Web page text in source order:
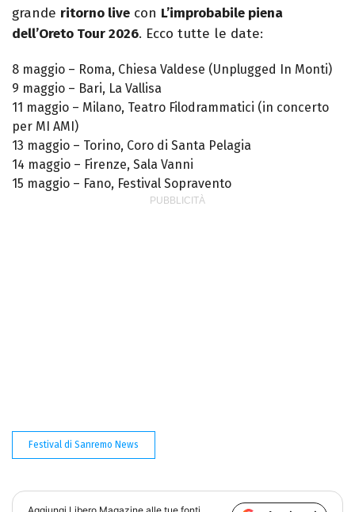
grande ritorno live con L’improbabile piena
dell’Oreto Tour 2026. Ecco tutte le date:
8 maggio – Roma, Chiesa Valdese (Unplugged In Monti)
9 maggio – Bari, La Vallisa
11 maggio – Milano, Teatro Filodrammatici (in concerto
per MI AMI)
13 maggio – Torino, Coro di Santa Pelagia
14 maggio – Firenze, Sala Vanni
15 maggio – Fano, Festival Sopravento
Festival di Sanremo News